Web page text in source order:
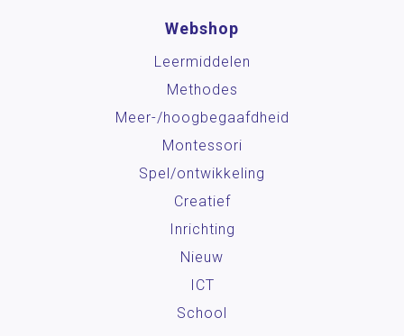
Webshop
Leermiddelen
Methodes
Meer-/hoog­begaafdheid
Montessori
Spel/ontwikkeling
Creatief
Inrichting
Nieuw
ICT
School